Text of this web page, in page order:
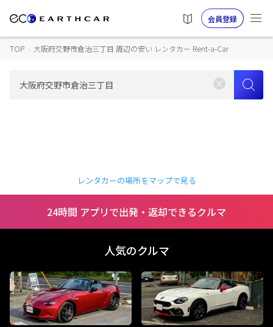
会員登録
TOP › 大阪府交野市倉治三丁目 周辺の安い レンタカー Rent-a-Car
レンタカーの場所をマップで見る
24時間 アプリで出発・返却できるクルマ
人気のクルマ